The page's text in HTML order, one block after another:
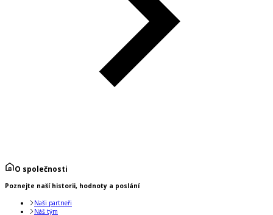
O společnosti
Poznejte naší historii, hodnoty a poslání
Naši partneři
Náš tým